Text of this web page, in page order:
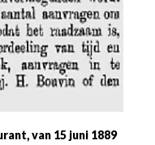
van 15 juni 1889